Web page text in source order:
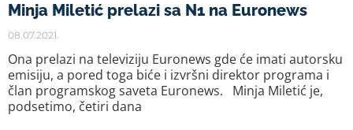
Minja Miletić prelazi sa N1 na Euronews
08.07.2021.
Ona prelazi na televiziju Euronews gde će imati autorsku
emisiju, a pored toga biće i izvršni direktor programa i
član programskog saveta Euronews. Minja Miletić je,
podsetimo, četiri dana